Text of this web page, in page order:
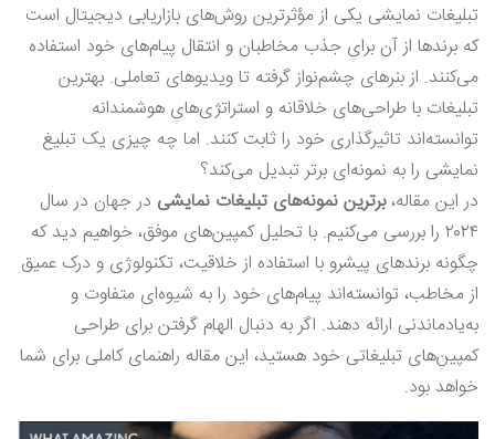
تبلیغات نمایشی یکی از مؤثرترین روش‌های بازاریابی دیجیتال است
که برندها از آن برای جذب مخاطبان و انتقال پیام‌های خود استفاده
می‌کنند. از بنرهای چشم‌نواز گرفته تا ویدیوهای تعاملی. بهترین
تبلیغات با طراحی‌های خلاقانه و استراتژی‌های هوشمندانه
توانسته‌اند تاثیرگذاری خود را ثابت کنند. اما چه چیزی یک تبلیغ
نمایشی را به نمونه‌ای برتر تبدیل می‌کند؟
در این مقاله،برترین نمونه‌های تبلیغات نمایشی در جهان در سال
۲۰۲۴ را بررسی می‌کنیم. با تحلیل کمپین‌های موفق، خواهیم دید که
چگونه برندهای پیشرو با استفاده از خلاقیت، تکنولوژی و درک عمیق
از مخاطب، توانسته‌اند پیام‌های خود را به شیوه‌ای متفاوت و
به‌یادماندنی ارائه دهند. اگر به دنبال الهام گرفتن برای طراحی
کمپین‌های تبلیغاتی خود هستید، این مقاله راهنمای کاملی برای شما
خواهد بود.